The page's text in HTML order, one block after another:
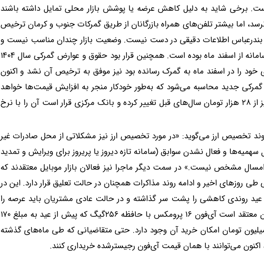
برخی شاید به دلیل کاهش عرضه یا پوشش بازار محلی تمایل داشته باشند
اما بیشتر تلفن‌های همراه بازرگانان از طریق گمرکات جنوب و کرمان ترخیص
بندرعباس اطلاعات دقیقی در دست نیست. وضعیت بازار چندان مناسب نیست و
با کمبود کالا مواجه هستیم که علت آن قطعی سامانه از اسفند ماه بوده است. همچنین قرار بود حقوق و عوارض گمرکی سال ۱۴۰۴
خود را در اسفند ماه به گمرک رسانده بود نیز موفق به ترخیص آن نشد و اکنون
با حقوق و عوارض گمرکی جدید محاسبه می‌شود که به‌طور خودکار منجر به افزایش قیمت‌ها خواهد
شد. نرخ ارز مبنا برای حقوق و عوارض گمرکی نیز از ۲۸ هزار تومان سال‌های قبل تغییر کرده و بانک مرکزی قرار است آن را با نرخ
تخصیص ارز می‌گوید: «در مورد تخصیص ارز نیز مشکلاتی از محل صادرات غیر
و فعال نشدن سوابق (سامانه تازه دیروز یا پریروز برای ویرایش و تمدید
مشخص نیست.» در سمت دیگر ماجرا نیز فعالان بازار موبایل معتقدند که
طی روز‌های اخیر و ادامه روند مذاکرات همچنان در حالت تعلیق قرار دارد. این در
روندی کاهشی را پشت سر گذاشته و در حالت عادی مشتریان باید عرصه را
برای خرید مناسب ببینند. یکی از این فروشندگان معتقد است آی‌فون ۱۶ پرومکس با حافظه ۲۵۶گیگ که پیش از عید به مبلغ ۱۷۰
تومان به فروش می‌رسید اکنون با ۱۴۵ میلیون تومان امکان خرید آن وجود دارد. حتی متقاضیانی که طی ماه‌های گذشته
می‌توانند با همان قیمت آی‌فون رجیسترشده خریداری کنند.